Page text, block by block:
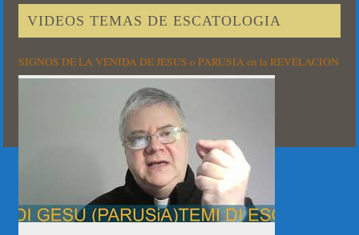
VIDEOS TEMAS DE ESCATOLOGIA
SIGNOS DE LA VENIDA DE JESUS o PARUSIA en la REVELACION